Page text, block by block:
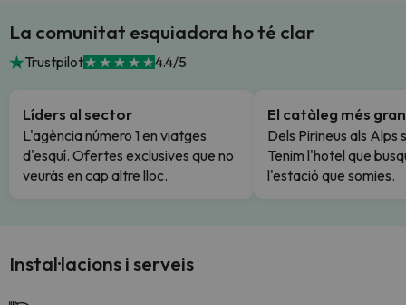
La comunitat esquiadora ho té clar
Trustpilot 4.4/5
Líders al sector
L'agència número 1 en viatges
d'esquí. Ofertes exclusives que no
veuràs en cap altre lloc.
El catàleg més gran
Dels Pirineus als Alps
Tenim l'hotel que
l'estació que somies.
Instal·lacions i serveis